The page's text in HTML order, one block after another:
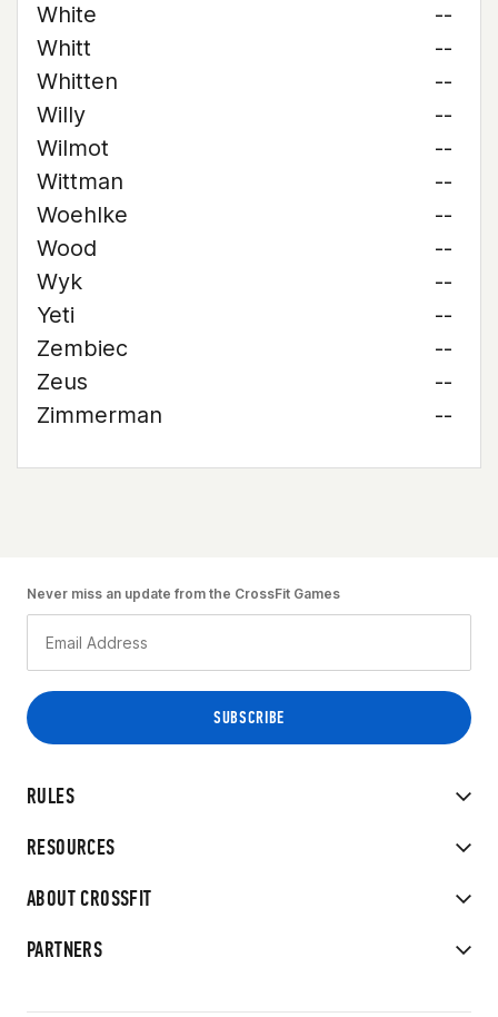
White
--
Whitt
--
Whitten
--
Willy
--
Wilmot
--
Wittman
--
Woehlke
--
Wood
--
Wyk
--
Yeti
--
Zembiec
--
Zeus
--
Zimmerman
--
RULES
RESOURCES
ABOUT CROSSFIT
PARTNERS
Never miss an update from the CrossFit Games